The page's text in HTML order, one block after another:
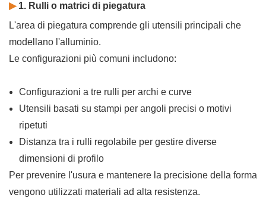
▶1. Rulli o matrici di piegatura
L'area di piegatura comprende gli utensili principali che
modellano l'alluminio.
Le configurazioni più comuni includono:
Configurazioni a tre rulli per archi e curve
Utensili basati su stampi per angoli precisi o motivi
ripetuti
Distanza tra i rulli regolabile per gestire diverse
dimensioni di profilo
Per prevenire l'usura e mantenere la precisione della forma
vengono utilizzati materiali ad alta resistenza.